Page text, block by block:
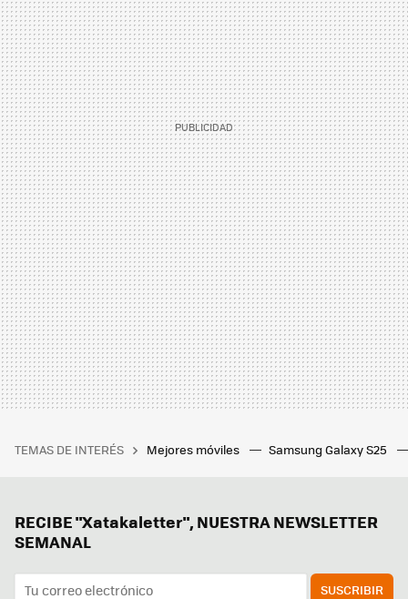
TEMAS DE INTERÉS Mejores móviles Samsung Galaxy S25
RECIBE "Xatakaletter", NUESTRA NEWSLETTER
SEMANAL
SUSCRIBIR